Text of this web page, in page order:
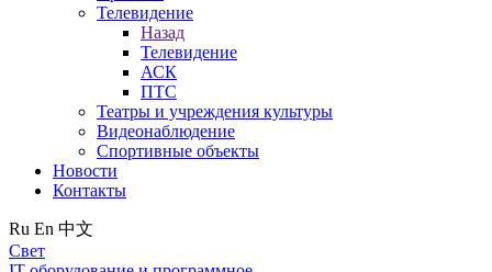
Телевидение
Назад
Телевидение
АСК
ПТС
Театры и учреждения культуры
Видеонаблюдение
Спортивные объекты
Новости
Контакты
Ru En 中文
Свет